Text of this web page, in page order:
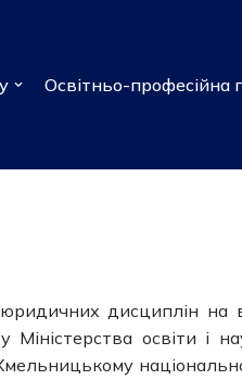
Освітньо-професійна
дисциплін на
освіти і